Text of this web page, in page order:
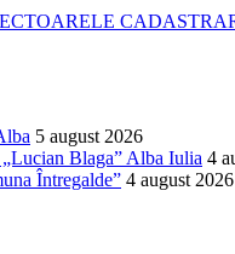
5 august 2026
Blaga” Alba Iulia 4
Întregalde” 4 august 2026